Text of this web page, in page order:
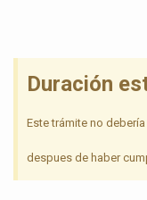
Duración
Este trámite no
despues de haber